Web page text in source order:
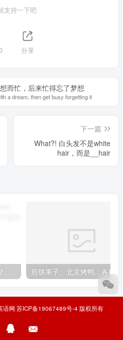
支持一下吧
分享
而忙，后来忙得忘了梦想
a dream, then get busy forgetting it
下一篇
What?! 白头发不是white
hair，而是__hair
语网 苏ICP备19067489号-4 版权所有